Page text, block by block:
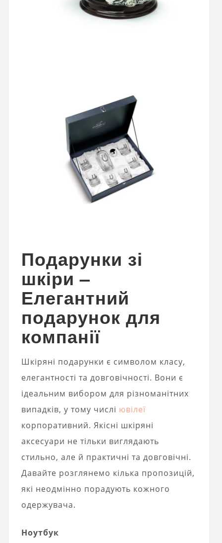
Подарунки зі
шкіри –
Елегантний
подарунок для
компанії
Шкіряні подарунки є символом класу,
елегантності та довговічності. Вони є
ідеальним вибором для різноманітних
випадків, у тому числі ювілеї
корпоративний. Якісні шкіряні
аксесуари не тільки виглядають
стильно, але й практичні та довговічні.
Давайте розглянемо кілька пропозицій,
які неодмінно порадують кожного
одержувача.
Ноутбук